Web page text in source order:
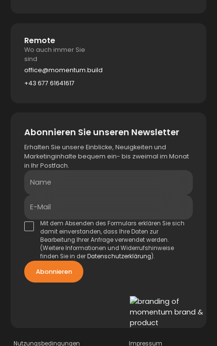
Remote
Wo auch immer Sie
sind
office@momentum.build
+43 677 61641617
Abonnieren Sie unseren Newsletter
Erhalten Sie unsere Einblicke, Neuigkeiten und
Marketinginhalte bequem ein- bis zweimal im Monat
in Ihr Postfach.
Name
E-Mail
Mit dem Absenden des Formulars erklären Sie sich
damit einverstanden, dass Ihre Daten zur
Bearbeitung Ihrer Anfrage verwendet werden.
(Weitere Informationen und Widerrufshinweise
finden Sie in derDatenschutzerklärung).
Nutzungsbedingungen Impressum